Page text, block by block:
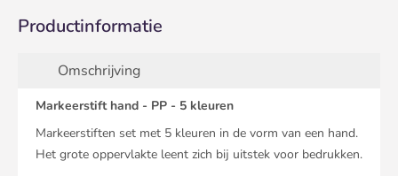
Productinformatie
Omschrijving
Markeerstift hand - PP - 5 kleuren
Markeerstiften set met 5 kleuren in de vorm van een hand.
Het grote oppervlakte leent zich bij uitstek voor bedrukken.